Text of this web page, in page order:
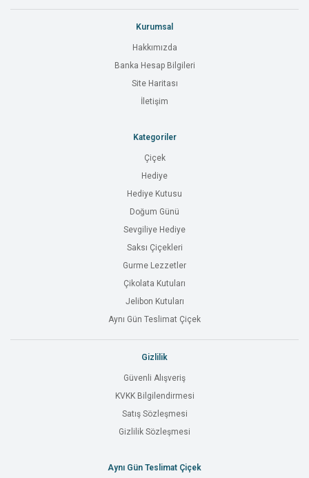
Kurumsal
Hakkımızda
Banka Hesap Bilgileri
Site Haritası
İletişim
Kategoriler
Çiçek
Hediye
Hediye Kutusu
Doğum Günü
Sevgiliye Hediye
Saksı Çiçekleri
Gurme Lezzetler
Çikolata Kutuları
Jelibon Kutuları
Aynı Gün Teslimat Çiçek
Gizlilik
Güvenli Alışveriş
KVKK Bilgilendirmesi
Satış Sözleşmesi
Gizlilik Sözleşmesi
Aynı Gün Teslimat Çiçek